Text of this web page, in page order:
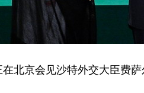
北京会见沙特外交大臣费萨